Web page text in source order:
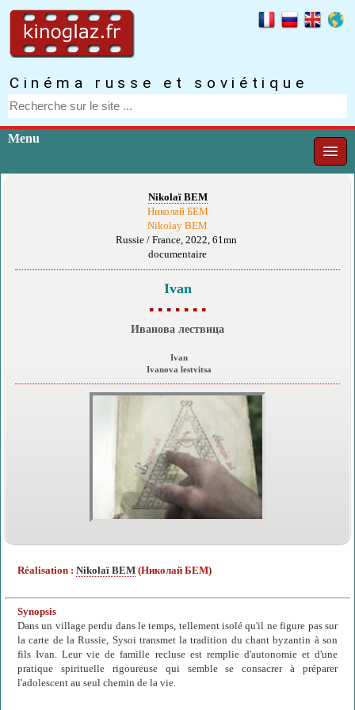
Cinéma russe et soviétique
Menu
Nikolaï BEM
Николай БЕМ
Nikolay BEM
Russie / France, 2022, 61mn
documentaire
Ivan
▪ ▪ ▪ ▪ ▪ ▪ ▪
Иванова лествица
Ivan
Ivanova lestvitsa
Réalisation : Nikolaï BEM (Николай БЕМ)
Synopsis
Dans un village perdu dans le temps, tellement isolé qu'il ne figure pas sur
la carte de la Russie, Sysoi transmet la tradition du chant byzantin à son
fils Ivan. Leur vie de famille recluse est remplie d'autonomie et d'une
pratique spirituelle rigoureuse qui semble se consacrer à préparer
l'adolescent au seul chemin de la vie.